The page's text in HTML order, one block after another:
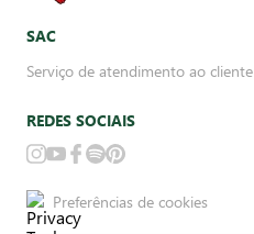
SAC
Serviço de atendimento ao cliente
REDES SOCIAIS
Preferências de cookies